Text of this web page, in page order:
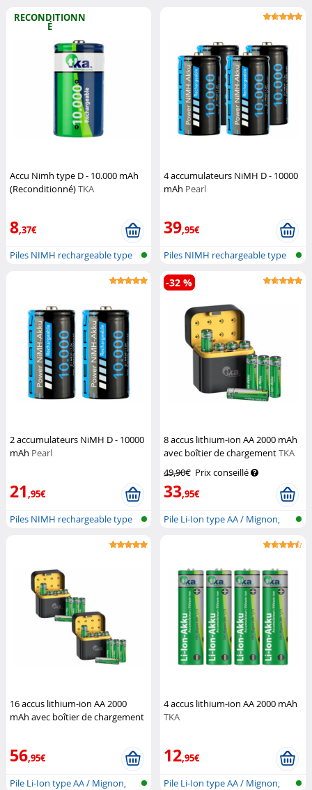
RECONDITIONN
É
Accu Nimh type D - 10.000 mAh
(Reconditionné)TKA
8,37€
Piles NIMH rechargeable type
4 accumulateurs NiMH D - 10000
mAh Pearl
39,95€
Piles NIMH rechargeable type
D
2 accumulateurs NiMH D - 10000
mAh Pearl
21,95€
Piles NIMH rechargeable type
8 accus lithium-ion AA 2000 mAh
avec boîtier de chargementTKA
49,90€ Prix conseillé
33,95€
-32 %
Pile Li-Ion type AA / Mignon,
16 accus lithium-ion AA 2000
mAh avec boîtier de chargement
56,95€
Pile Li-Ion type AA / Mignon,
4 accus lithium-ion AA 2000 mAh
TKA
12,95€
Pile Li-Ion type AA / Mignon,